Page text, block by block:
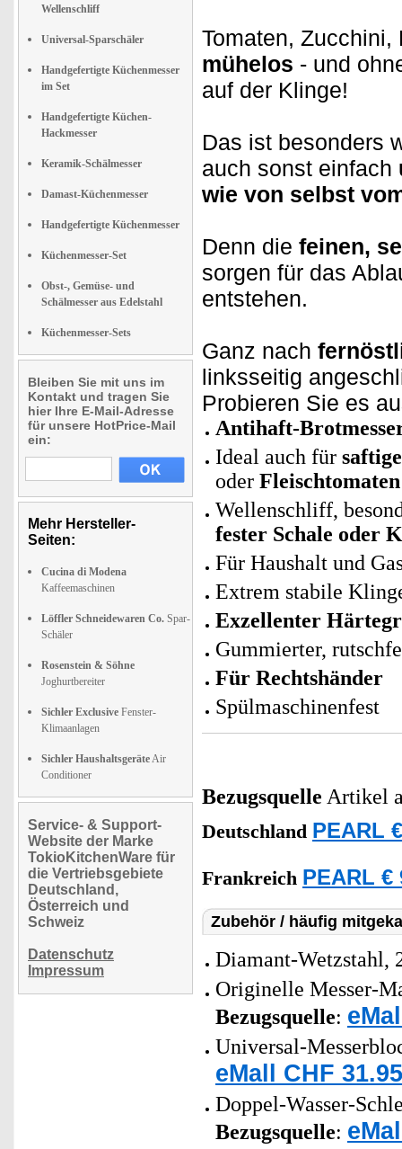
Wellenschliff
Universal-Sparschäler
Handgefertigte Küchenmesser
im Set
Handgefertigte Küchen-
Hackmesser
Keramik-Schälmesser
Damast-Küchenmesser
Handgefertigte Küchenmesser
Küchenmesser-Set
Obst-, Gemüse- und
Schälmesser aus Edelstahl
Küchenmesser-Sets
Bleiben Sie mit uns im
Kontakt und tragen Sie
hier Ihre E-Mail-Adresse
für unsere HotPrice-Mail
ein:
Mehr Hersteller-
Seiten:
Cucina di Modena
Kaffeemaschinen
Löffler Schneidewaren Co. Spar-
Schäler
Rosenstein & Söhne
Joghurtbereiter
Sichler Exclusive Fenster-
Klimaanlagen
Sichler HaushaltsgeräteAir
Conditioner
Service- & Support-
Website der Marke
TokioKitchenWare für
die Vertriebsgebiete
Deutschland,
Österreich und
Schweiz
Datenschutz
Impressum
Tomaten,
mühelos - und
auf der Klinge!
Das ist besonders
auch sonst einfach
wie von selbst
Denn die feinen,
sorgen für das
entstehen.
Ganz nach
linksseitig
Probieren Sie es
Antihaft-
Ideal auch für
oder Fleischtomaten
Wellenschliff,
fester Schale oder
Für Haushalt und
Extrem stabile
Exzellenter
Gummierter,
Für Rechtshänder
Spülmaschinenfest
Bezugsquelle Artikel
Deutschland PEARL
Frankreich PEARL €
Zubehör / häufig
Diamant-Wetzstahl,
Originelle Messer-
Bezugsquelle:
Universal-
eMall CHF
Doppel-Wasser-
Bezugsquelle: